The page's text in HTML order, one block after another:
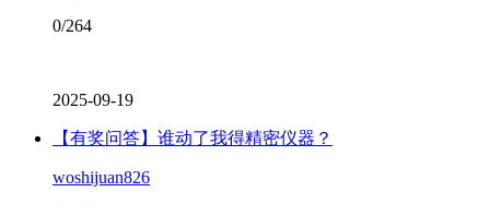
0/264
2025-09-19
【有奖问答】谁动了我得精密仪器？
woshijuan826